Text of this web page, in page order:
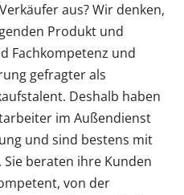
aus? Wir denken,
Produkt und
Fachkompetenz und
gefragter als
Deshalb haben
im Außendienst
und sind bestens mit
beraten ihre Kunden
von der